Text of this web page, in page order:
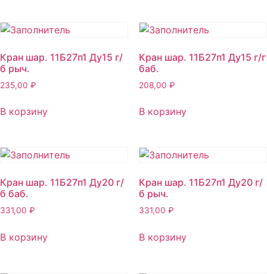
Кран шар. 11Б27п1 Ду15 г/
б рыч.
235,00 ₽
В корзину
Кран шар. 11Б27п1 Ду15 г/г
баб.
208,00 ₽
В корзину
Кран шар. 11Б27п1 Ду20 г/
б баб.
331,00 ₽
В корзину
Кран шар. 11Б27п1 Ду20 г/
б рыч.
331,00 ₽
В корзину